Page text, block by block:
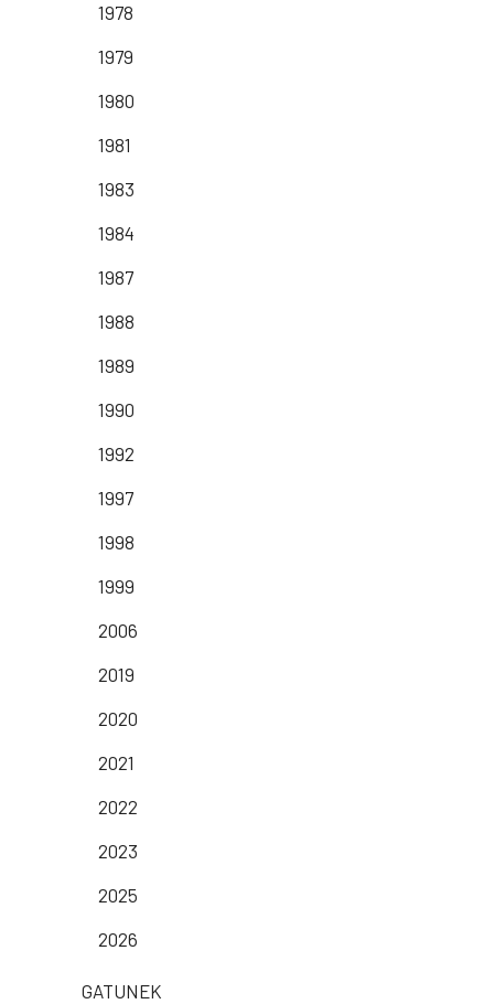
1978
1979
1980
1981
1983
1984
1987
1988
1989
1990
1992
1997
1998
1999
2006
2019
2020
2021
2022
2023
2025
2026
GATUNEK